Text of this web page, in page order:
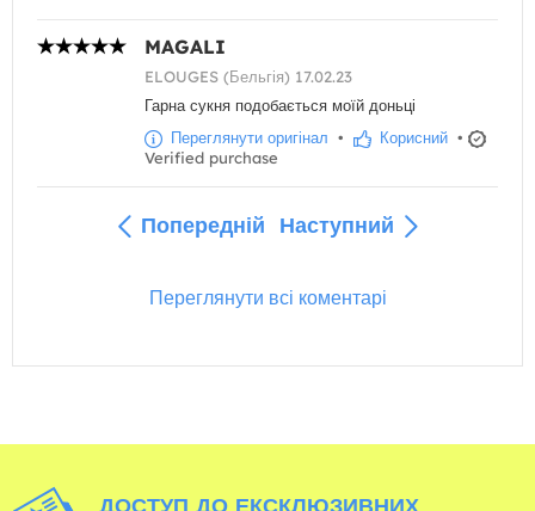
MAGALI
ELOUGES (Бельгія) 17.02.23
Гарна сукня подобається моїй доньці
Переглянути оригінал • Корисний •
Verified purchase
Попередній Наступний
Переглянути всі коментарі